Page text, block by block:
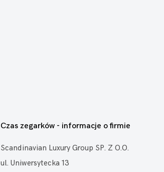
Czas zegarków - informacje o firmie
Scandinavian Luxury Group SP. Z O.O.
ul. Uniwersytecka 13